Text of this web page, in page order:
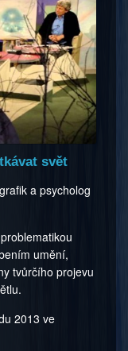
svět
a psycholog
umění,
tvůrčího projevu
2013 ve